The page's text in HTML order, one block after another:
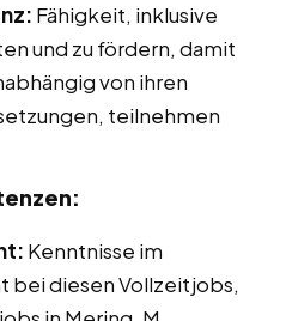
Fähigkeit, inklusive
und zu fördern, damit
von ihren
teilnehmen
Kenntnisse im
bei diesen Vollzeitjobs,